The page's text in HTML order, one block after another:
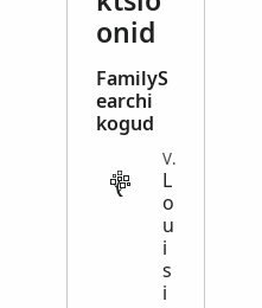
onid
FamilyS
earchi
kogud
VITAL
L
o
u
i
s
i